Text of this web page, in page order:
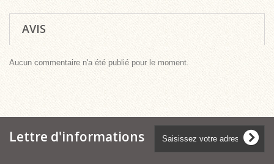
AVIS
Aucun commentaire n'a été publié pour le moment.
Lettre d'informations